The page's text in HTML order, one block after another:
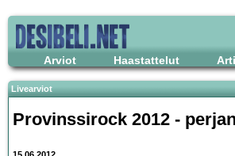
Arviot Haastattelut
Livearviot
Provinssirock 2012 -